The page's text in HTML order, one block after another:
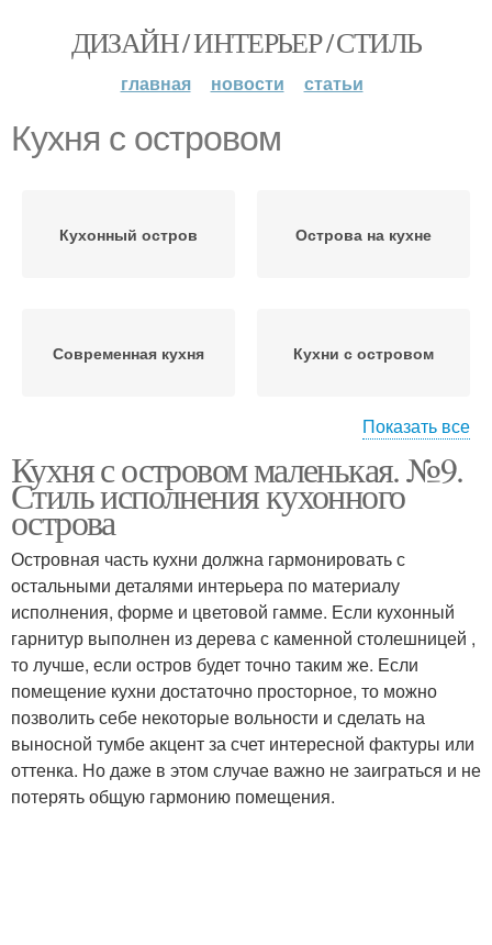
ДИЗАЙН / ИНТЕРЬЕР / СТИЛЬ
главная новости статьи
Кухня с островом
Кухонный остров Острова на кухне
Современная кухня Кухни с островом
Икеа с островом Белая кухня
Остров в интерьере Остров в квартире
Розетки в кухонном
острове
Показать все
Кухня с островом маленькая. №9.
Стиль исполнения кухонного
острова
Островная часть кухни должна гармонировать с
остальными деталями интерьера по материалу
исполнения, форме и цветовой гамме. Если кухонный
гарнитур выполнен из дерева с каменной столешницей ,
то лучше, если остров будет точно таким же. Если
помещение кухни достаточно просторное, то можно
позволить себе некоторые вольности и сделать на
выносной тумбе акцент за счет интересной фактуры или
оттенка. Но даже в этом случае важно не заиграться и не
потерять общую гармонию помещения.